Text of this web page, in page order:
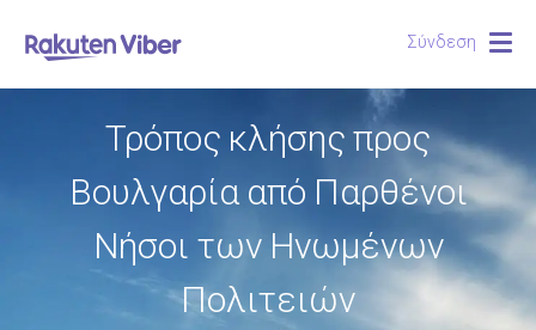
Σύνδεση
Τρόπος κλήσης προς
Βουλγαρία από Παρθένοι
Νήσοι των Ηνωμένων
Πολιτειών